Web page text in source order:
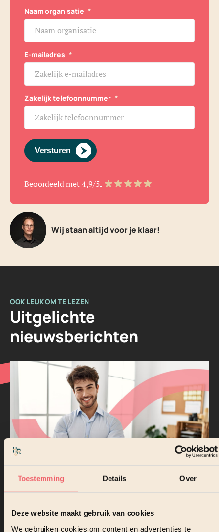
Toestemming Details Over
Deze website maakt gebruik van cookies
We gebruiken cookies om content en advertenties te
Naam organisatie *
E-mailadres *
Zakelijk telefoonnummer *
Versturen
Beoordeeld met 4,9/5
Wij staan altijd voor je klaar!
OOK LEUK OM TE LEZEN
Uitgelichte
nieuwsberichten